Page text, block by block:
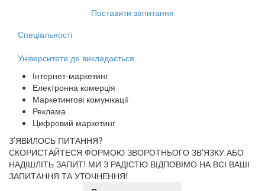
Поставити запитання
Спеціальності
Університети де викладається
Інтернет-маркетинг
Електронна комерція
Маркетингові комунікації
Реклама
Цифровий маркетинг
З’ЯВИЛОСЬ ПИТАННЯ?
СКОРИСТАЙТЕСЯ ФОРМОЮ ЗВОРОТНЬОГО ЗВ’ЯЗКУ АБО
НАДІШЛІТЬ ЗАПИТ! МИ З РАДІСТЮ ВІДПОВІМО НА ВСІ ВАШІ
ЗАПИТАННЯ ТА УТОЧНЕННЯ!